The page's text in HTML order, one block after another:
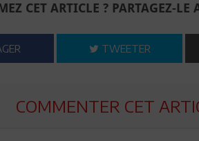
CET ARTICLE ? PARTAGEZ-LE
TWEETER
COMMENTER CET